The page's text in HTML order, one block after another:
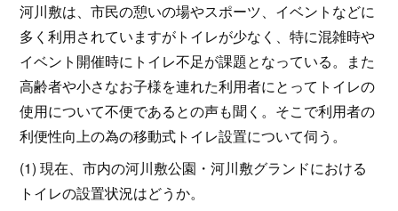
河川敷は、市民の憩いの場やスポーツ、イベントなどに
多く利用されていますがトイレが少なく、特に混雑時や
イベント開催時にトイレ不足が課題となっている。また
高齢者や小さなお子様を連れた利用者にとってトイレの
使用について不便であるとの声も聞く。そこで利用者の
利便性向上の為の移動式トイレ設置について伺う。
(1) 現在、市内の河川敷公園・河川敷グランドにおける
トイレの設置状況はどうか。